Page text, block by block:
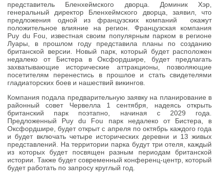
представитель Бленхеймского дворца. Доминик Хэр,
генеральный директор Бленхеймского дворца, заявил, что
предложения одной из французских компаний окажут
положительное влияние на регион. Французская компания
Puy du Fou, известная своим популярным парком в регионе
Луары, в прошлом году представила планы по созданию
британской версии. Новый парк, который будет расположен
недалеко от Бистера в Оксфордшире, будет предлагать
захватывающие исторические аттракционы, позволяющие
посетителям перенестись в прошлое и стать свидетелями
гладиаторских боев и нашествий викингов.
Компания подала предварительную заявку на планирование в
районный совет Червелла 1 сентября, надеясь открыть
британский парк поэтапно, начиная с 2029 года.
Предложенный Puy du Fou парк недалеко от Бистера, в
Оксфордшире, будет открыт с апреля по октябрь каждого года
и будет включать четыре исторических деревни и 13 живых
представлений. На территории парка будут три отеля, каждый
из которых будет посвящен разным периодам британской
истории. Также будет современный конференц-центр, который
будет работать по запросу круглый год.